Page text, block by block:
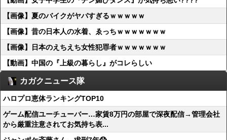
【画像】夏のバイクがヤバすぎるｗｗｗｗｗ
【画像】昔の日本人の水着、ゑっちｗｗｗｗｗｗｗ
【画像】日本のえちえち女性犯罪者ｗｗｗｗｗｗｗ
【動画】中国の『上級の暮らし』がコレらしい
カガクニュース隊
ハロプロ恵体ランキングTOP10
ゲーム配信ユーチューバー…家賃8万円の部屋で深夜配信→管理会社
から厳重注意されてお気持ち表...